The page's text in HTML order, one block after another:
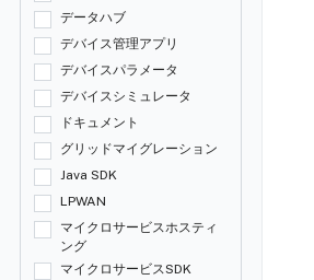
データハブ
デバイス管理アプリ
デバイスパラメータ
デバイスシミュレータ
ドキュメント
グリッドマイグレーション
Java SDK
LPWAN
マイクロサービスホスティ
ング
マイクロサービスSDK